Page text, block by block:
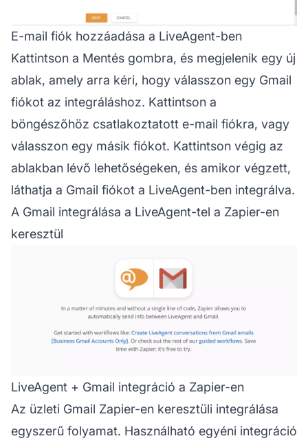
E-mail fiók hozzáadása a LiveAgent-ben
Kattintson a Mentés gombra, és megjelenik egy új
ablak, amely arra kéri, hogy válasszon egy Gmail
fiókot az integráláshoz. Kattintson a
böngészőhöz csatlakoztatott e-mail fiókra, vagy
válasszon egy másik fiókot. Kattintson végig az
ablakban lévő lehetőségeken, és amikor végzett,
láthatja a Gmail fiókot a LiveAgent-ben integrálva.
A Gmail integrálása a LiveAgent-tel a Zapier-en
keresztül
LiveAgent + Gmail integráció a Zapier-en
Az üzleti Gmail Zapier-en keresztüli integrálása
egyszerű folyamat. Használható egyéni integráció